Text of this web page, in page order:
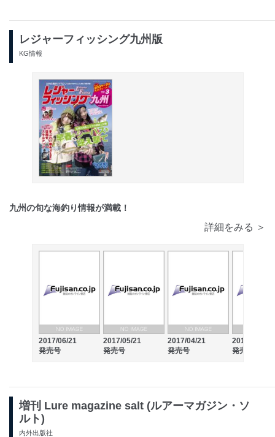
レジャーフィッシング九州版
KG情報
九州の旬な海釣り情報が満載！
詳細をみる ＞
2017/06/21
発売号
2017/05/21
発売号
2017/04/21
発売号
2017/03/21
発売号
増刊 Lure magazine salt (ルアーマガジン・ソ
ルト)
内外出版社